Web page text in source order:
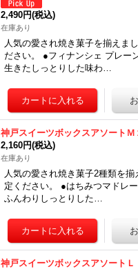
2,490円(税込)
在庫あり
人気の愛され焼き菓子を揃えま
ださい。 ●フィナンシェ プレー
生きたしっとりした味わ…
神戸スイーツボックスアソート
2,160円(税込)
在庫あり
人気の愛され焼き菓子2種類を
定ください。 ●はちみつマドレ
ふんわりしっとりした…
神戸スイーツボックスアソート